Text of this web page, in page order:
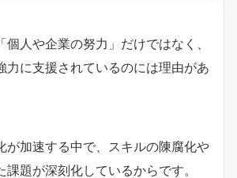
個人や企業の努力」だけではなく、
力に支援されているのには理由があ
が加速する中で、スキルの陳腐化や
課題が深刻化しているからです。